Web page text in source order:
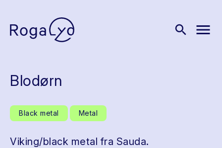
search menu
Blodørn
Black metal Metal
Viking/black metal fra Sauda.